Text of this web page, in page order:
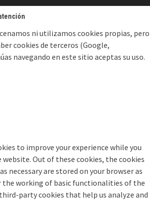
ni utilizamos cookies propias, pero
cookies de terceros (Google,
navegando en este sitio aceptas su uso.
to improve your experience while you
Out of these cookies, the cookies
necessary are stored on your browser as
the working of basic functionalities of the
party cookies that help us analyze and